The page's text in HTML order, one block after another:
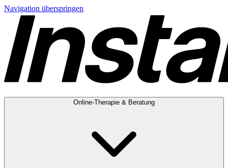
Navigation überspringen
Online-Therapie & Beratung